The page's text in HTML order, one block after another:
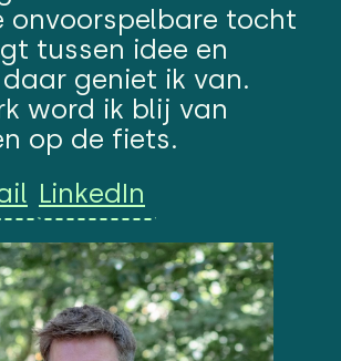
onvoorspelbare tocht
tussen idee en
geniet ik van.
word ik blij van
op de fiets.
LinkedIn